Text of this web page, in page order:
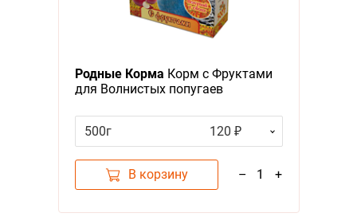
Родные Корма Корм с Фруктами
для Волнистых попугаев
500г 120 ₽
В корзину – 1 +